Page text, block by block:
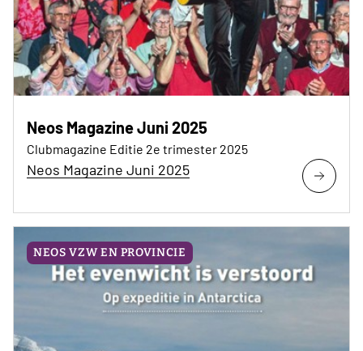
Neos Magazine Juni 2025
Clubmagazine Editie 2e trimester 2025
Neos Magazine Juni 2025
NEOS VZW EN PROVINCIE